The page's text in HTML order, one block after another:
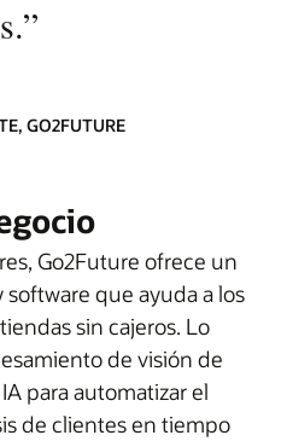
”
GO2FUTURE
Go2Future ofrece un
que ayuda a los
sin cajeros. Lo
de visión de
para automatizar el
de clientes en tiempo